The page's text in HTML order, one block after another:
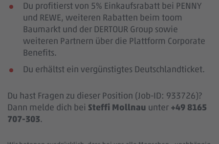
Du profitierst von 5% Einkaufsrabatt bei PENNY
und REWE, weiteren Rabatten beim toom
Baumarkt und der DERTOUR Group sowie
weiteren Partnern über die Plattform Corporate
Benefits.
Du erhältst ein vergünstigtes Deutschlandticket.
Du hast Fragen zu dieser Position (Job-ID: 933726)?
Dann melde dich bei Steffi Mollnau unter +49 8165
707-303.